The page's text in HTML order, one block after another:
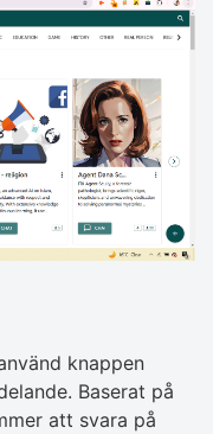
knappen
Baserat på
att svara på